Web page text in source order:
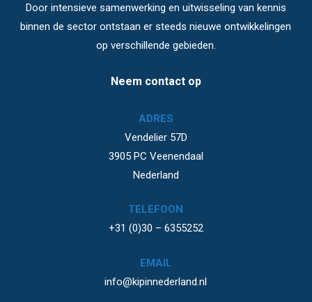
Door intensieve samenwerking en uitwisseling van kennis
binnen de sector ontstaan er steeds nieuwe ontwikkelingen
op verschillende gebieden.
Neem contact op
ADRES
Vendelier 57D
3905 PC Veenendaal
Nederland
TELEFOON
+31 (0)30 – 6355252
EMAIL
info@kipinnederland.nl